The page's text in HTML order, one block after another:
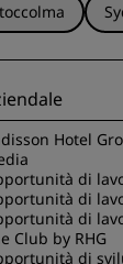
Hotel
di
di
di
Club by RHG
di